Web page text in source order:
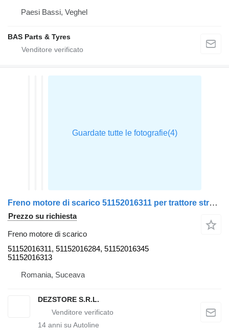
Paesi Bassi, Veghel
BAS Parts & Tyres
Freno motore di scarico 51152016311 per trattore stradale MAN TGX
Prezzo su richiesta
Freno motore di scarico
51152016311, 51152016284, 51152016345
51152016313
Romania, Suceava
DEZSTORE S.R.L.
14 anni su Autoline